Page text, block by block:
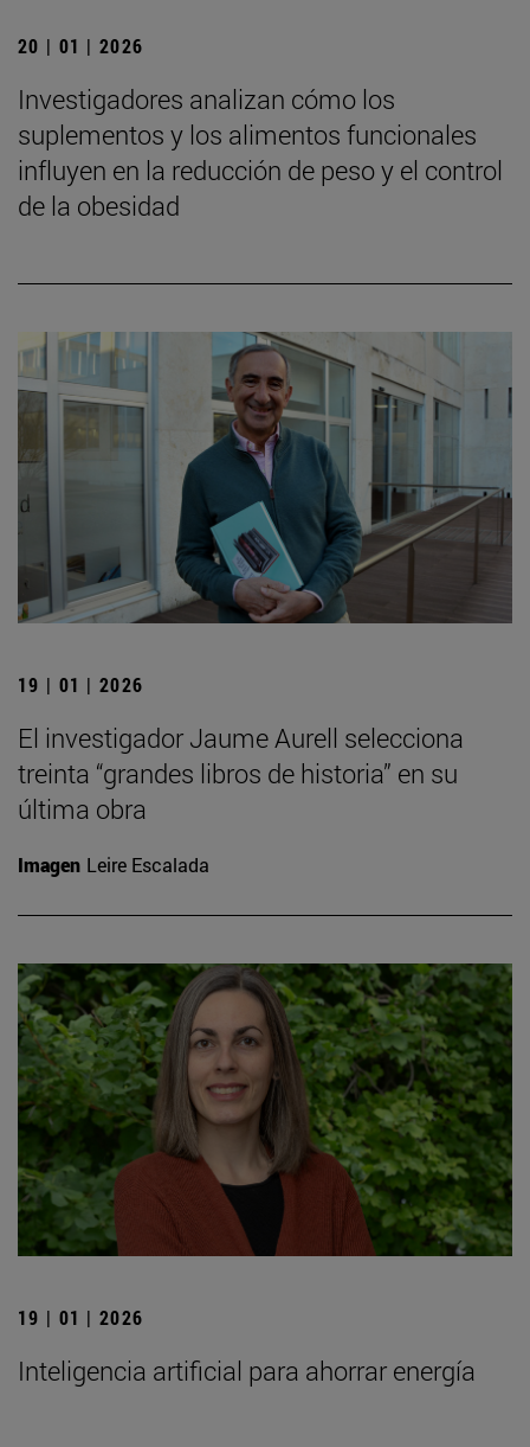
20 | 01 | 2026
Investigadores analizan cómo los
suplementos y los alimentos funcionales
influyen en la reducción de peso y el control
de la obesidad
19 | 01 | 2026
El investigador Jaume Aurell selecciona
treinta “grandes libros de historia” en su
última obra
Imagen Leire Escalada
19 | 01 | 2026
Inteligencia artificial para ahorrar energía